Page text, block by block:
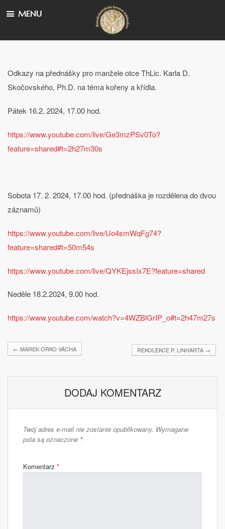
Odkazy na přednášky pro manžele otce ThLic. Karla D.
Skočovského, Ph.D. na téma kořeny a křídla.
Pátek 16.2. 2024, 17.00 hod.
https://www.youtube.com/live/Ge3mzPSv0To?
feature=shared#t=2h27m30s
Sobota 17. 2. 2024, 17.00 hod. (přednáška je rozdělena do dvou
záznamů)
https://www.youtube.com/live/Uo4smWqFg74?
feature=shared#t=50m54s
https://www.youtube.com/live/QYKEjssIx7E?feature=shared
Neděle 18.2.2024, 9.00 hod.
https://www.youtube.com/watch?v=4WZBlGrIP_o#t=2h47m27s
← MAREK ORKO VÁCHA REKOLEKCE P. LINHARTA →
DODAJ KOMENTARZ
Twój adres e-mail nie zostanie opublikowany. Wymagane
pola są oznaczone *
Komentarz *
MENU